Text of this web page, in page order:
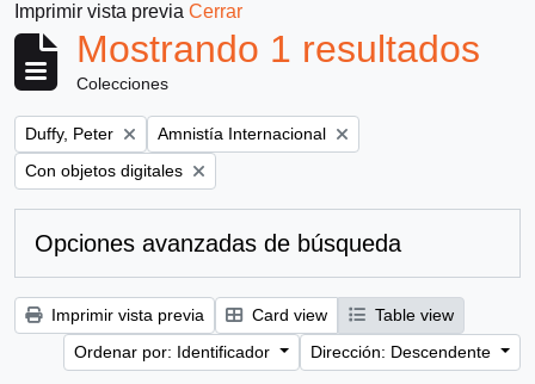
Imprimir vista previa Cerrar
Mostrando 1 resultados
Colecciones
Remove filter:
Duffy, Peter Remove filter:
Amnistía Internacional
Remove filter:
Con objetos digitales
Opciones avanzadas de búsqueda
Imprimir vista previa Card view
Table view
Ordenar por: Identificador
Dirección: Descendente